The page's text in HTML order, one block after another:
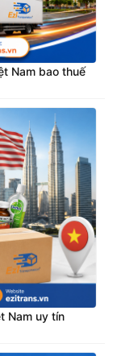
Nam bao thuế
Nam uy tín